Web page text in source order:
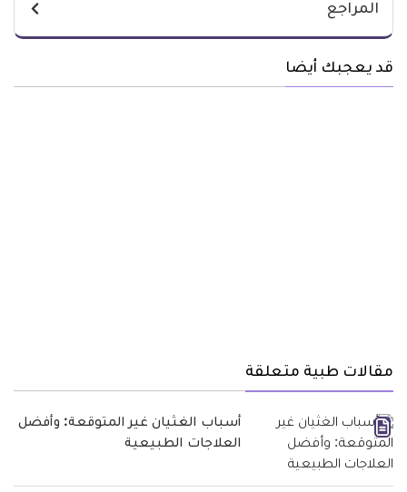
المراجع
قد يعجبك أيضا
مقالات طبية متعلقة
أسباب الغثيان غير المتوقعة: وأفضل
العلاجات الطبيعية